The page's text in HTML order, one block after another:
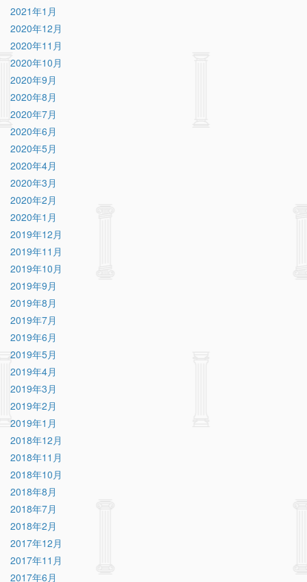
2021年1月
2020年12月
2020年11月
2020年10月
2020年9月
2020年8月
2020年7月
2020年6月
2020年5月
2020年4月
2020年3月
2020年2月
2020年1月
2019年12月
2019年11月
2019年10月
2019年9月
2019年8月
2019年7月
2019年6月
2019年5月
2019年4月
2019年3月
2019年2月
2019年1月
2018年12月
2018年11月
2018年10月
2018年8月
2018年7月
2018年2月
2017年12月
2017年11月
2017年6月